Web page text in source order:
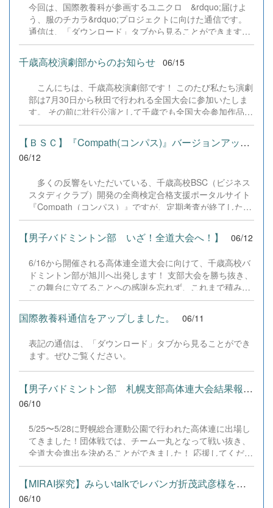
た。 「もし自分が今すぐ国を逃れるなら、1つのリュック
に何を詰めるか」というワークショップでは、水やスマー
トフォンを選んだ生徒たちに対し、実際の難民が長旅を見
据えて「薬や歯ブラシ」を携えていた現実の写真が紹介さ
れ、会場からは驚きの声が上がりました。受講した生徒
知らぬ誰かと『この色が好き』という前向きな感情を共有
できる素晴らしい取り組みだと知り、深い感銘を受けた」
と語り、他者のために行動したいという強い思いを募らせ
服を集める活動を本格的にスタートさせます。ポスター制
作やPR活動の...
今回は、国際教養科が参画するユニクロ &rdquo;届けよ
う、服のチカラ&rdquo;プロジェクトに向けた通信です。
通信は、「ダウンロード」タブから見ることができます。
ぜひご覧ください。
千歳高校演劇部からのお知らせ 06/15
こんにちは、千歳高校演劇部です！ このたび私たち演劇
部は7月30日から秋田で行われる全国大会に参加いたしま
す。 その前に壮行公演として千歳でも全国大会参加作品の
「ぐるぐるランドリー」を上演いたします。あわせてⅠ年
生お披露目公演も予定しております。 7月20日（月・祝）
はお友達やご家族をお誘い合わせのうえ、ぜひ北ガス文化
ホールに足を運びいただけたら幸いです。 また、こちらか
たします。 ぐるランチケット予約フォーム
&rarr;https://forms.gle/CveQH7nYpMFq9dA37
【ＢＳＣ】『Compath(コンパス)』バージョンアップのお知らせ
06/12
多くの反響をいただいている、千歳高校BSC（ビジネス
スタディクラブ）開発の全商検定合格支援ポータルサイト
『Compath（コンパス）』ですが、定期考査が終了したタ
イミングに合わせ、バージョンアップを行いました。 今
回は、皆様からいただいたアンケートのご意見をもとに、
BSC部員の中から結成された「4名のプログラミングチー
ジョンアップの実装を担当いたしました。（※開発もこの
４名が全て実施しております） また、今回のバージョン
アップに合わせて、サイトのデザインを「青」から
「赤」、そして「白」へと変更しています！なお、プログ
ラムを改変した各バージョンは、本校Webページのダウン
回の主な更新内容は以下の通りです。 【更新内容（プログ
ラム更新）】 ビジネス計算関連：見取り算（大）、減価償
ジネス文書関連：そうめん打英語関連：全商英語1級対
策、全商英検1級対策リーディング、2級対策、対話文の応
【男子バドミントン部 いざ！全道大会へ！】 06/12
6/16から開催される高体連全道大会に向けて、千歳高校バ
ドミントン部が旭川へ出発します！ 支部大会を勝ち抜き、
この舞台に立てることへの感謝を忘れず、これまで積み重
ねてきた練習の成果を発揮できるようチーム一丸となって
戦ってきます。 支えてくださる保護者の皆様、先生方、
OB・OGの皆様、そして応援してくださるすべての方々へ
ろしくお願いいたします！ 「感謝を力に、全力プレー
で！」 #千歳高校 #千歳高校バドミントン部 #高体連 #全道
大会 #バドミントン #旭川 #感謝 #挑戦 #チーム千歳 #全力
プレー
国際教養科通信をアップしました。 06/11
表記の通信は、「ダウンロード」タブから見ることができ
ます。ぜひご覧ください。
【男子バドミントン部 札幌支部高体連大会結果報告】
06/10
5/25〜5/28に野幌総合運動公園で行われた高体連に出場し
てきました！団体戦では、チーム一丸となって戦い抜き、
全道大会進出を決めることができました！ 応援してくださ
った皆さま、本当にありがとうございました！一人ひとり
が最後まで諦めずにプレーし、この結果につなげることが
できました。 次は全道大会に向けて、さらにレベルアッ
プできるよう頑張ります！全道大会は、6/16〜6/19に
【MIRAI探究】みらいtalkでレバンガ折茂武彦様を招聘
06/10